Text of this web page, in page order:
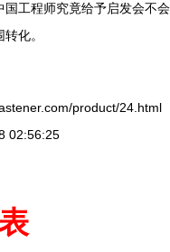
工程师究竟给予启发会不会
化。
product/24.html
02:56:25